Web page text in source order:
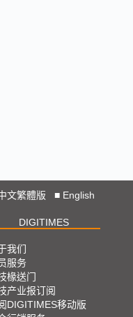
文繁體版 ■ English
DIGITIMES
我们
服务
椽送门
产业报订阅
DIGITIMES移动版